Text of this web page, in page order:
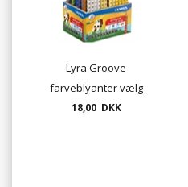
Lyra Groove
farveblyanter vælg
mellem 24 farver
18,00 DKK